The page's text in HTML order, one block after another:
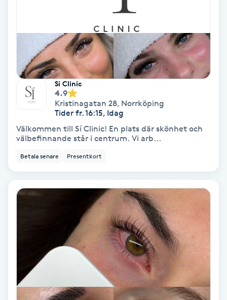
Spa manikyr & pedikyr
Spa-manikyr
Spa-pedikyr
Svensk massage
Svettbehandling
Si Clinic
4.9
Kristinagatan 28, Norrköping
Tider fr. 16:15, Idag
Välkommen till Sí Clinic! En plats där skönhet och
välbefinnande står i centrum. Vi arb...
Betala senare Presentkort